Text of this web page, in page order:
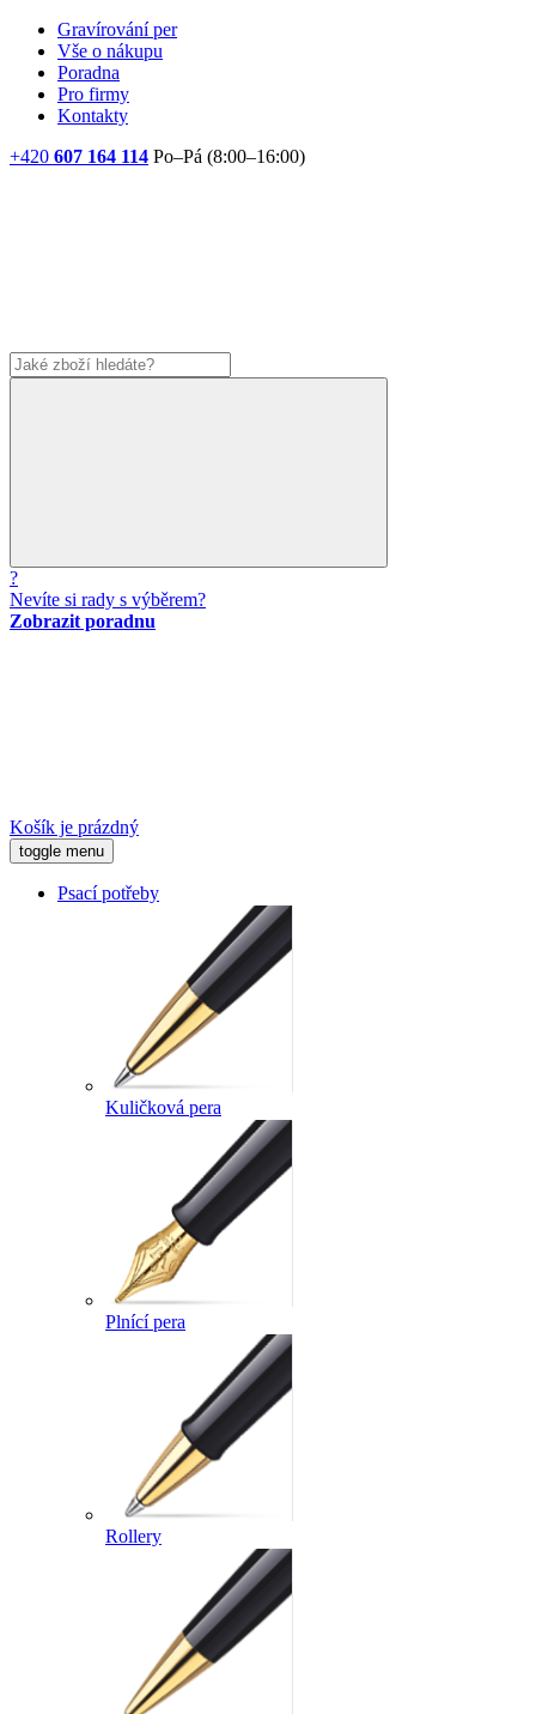
Gravírování per
Vše o nákupu
Poradna
Pro firmy
Kontakty
+420 607 164 114 Po–Pá (8:00–16:00)
?
Nevíte si rady s výběrem?
Zobrazit poradnu
Košík je prázdný
toggle menu
Psací potřeby
Kuličková pera
Plnící pera
Rollery